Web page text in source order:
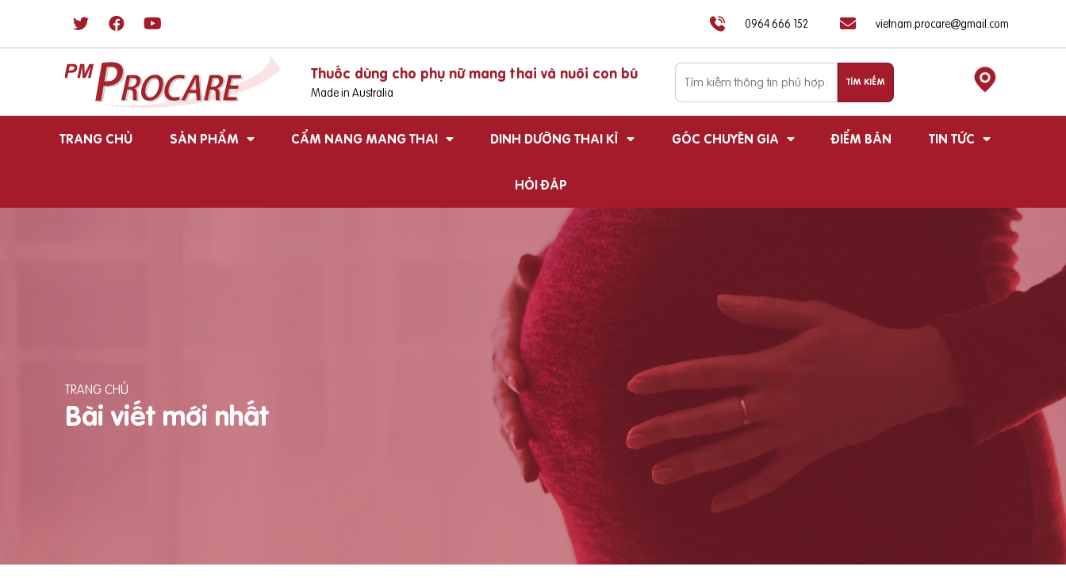
0964 666 152 vietnam.procare@gmail.com
Thuốc dùng cho phụ nữ mang thai và nuôi con bú
Made in Australia
TRANG CHỦ SẢN PHẨM CẨM NANG MANG THAI DINH DƯỠNG THAI KÌ GÓC CHUYÊN GIA ĐIỂM BÁN TIN TỨC
HỎI ĐÁP
TRANG CHỦ
Bài viết mới nhất